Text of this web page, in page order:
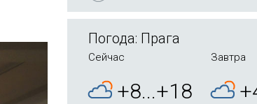
Погода: Прага
Сейчас Завтра
+8...+18